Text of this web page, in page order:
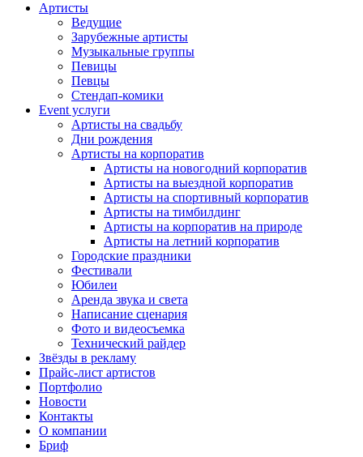
Артисты
Ведущие
Зарубежные артисты
Музыкальные группы
Певицы
Певцы
Стендап-комики
Event услуги
Артисты на свадьбу
Дни рождения
Артисты на корпоратив
Артисты на новогодний корпоратив
Артисты на выездной корпоратив
Артисты на спортивный корпоратив
Артисты на тимбилдинг
Артисты на корпоратив на природе
Артисты на летний корпоратив
Городские праздники
Фестивали
Юбилеи
Аренда звука и света
Написание сценария
Фото и видеосъемка
Технический райдер
Звёзды в рекламу
Прайс-лист артистов
Портфолио
Новости
Контакты
О компании
Бриф